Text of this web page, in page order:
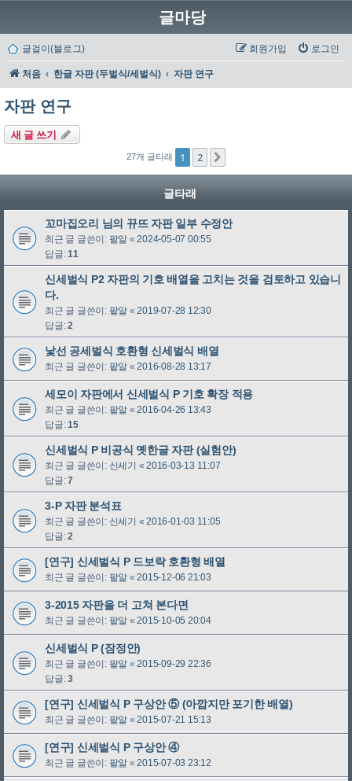
글마당
글걸이(블로그) 로그인
회원가입
처음 한글 자판 (두벌식/세벌식) 자판 연구
자판 연구
새 글 쓰기
27개 글타래 1 2
글타래
꼬마집오리 님의 뀨뜨 자판 일부 수정안
최근 글 글쓴이: 팥알 «2024-05-07 00:55
답글:11
신세벌식 P2 자판의 기호 배열을 고치는 것을 검토하고 있습니
다.
최근 글 글쓴이: 팥알 «2019-07-28 12:30
답글:2
낯선 공세벌식 호환형 신세벌식 배열
최근 글 글쓴이: 팥알 «2016-08-28 13:17
세모이 자판에서 신세벌식 P 기호 확장 적용
최근 글 글쓴이: 팥알 «2016-04-26 13:43
답글:15
신세벌식 P 비공식 옛한글 자판 (실험안)
최근 글 글쓴이: 신세기 «2016-03-13 11:07
답글:7
3-P 자판 분석표
최근 글 글쓴이: 신세기 «2016-01-03 11:05
답글:2
[연구] 신세벌식 P 드보락 호환형 배열
최근 글 글쓴이: 팥알 «2015-12-06 21:03
3-2015 자판을 더 고쳐 본다면
최근 글 글쓴이: 팥알 «2015-10-05 20:04
신세벌식 P (잠정안)
최근 글 글쓴이: 팥알 «2015-09-29 22:36
답글:3
[연구] 신세벌식 P 구상안 ⑤ (아깝지만 포기한 배열)
최근 글 글쓴이: 팥알 «2015-07-21 15:13
[연구] 신세벌식 P 구상안 ④
최근 글 글쓴이: 팥알 «2015-07-03 23:12